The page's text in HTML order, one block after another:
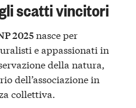
scatti vincitori
2025nasce per
e appassionati in
della natura,
dell’associazione in
collettiva.